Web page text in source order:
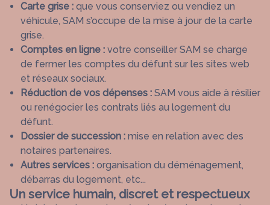
Carte grise : que vous conserviez ou vendiez un
véhicule, SAM s’occupe de la mise à jour de la carte
grise.
Comptes en ligne : votre conseiller SAM se charge
de fermer les comptes du défunt sur les sites web
et réseaux sociaux.
Réduction de vos dépenses : SAM vous aide à résilier
ou renégocier les contrats liés au logement du
défunt.
Dossier de succession : mise en relation avec des
notaires partenaires.
Autres services : organisation du déménagement,
débarras du logement, etc...
Un service humain, discret et respectueux